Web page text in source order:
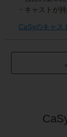
・キャストが
CaSyのキャス